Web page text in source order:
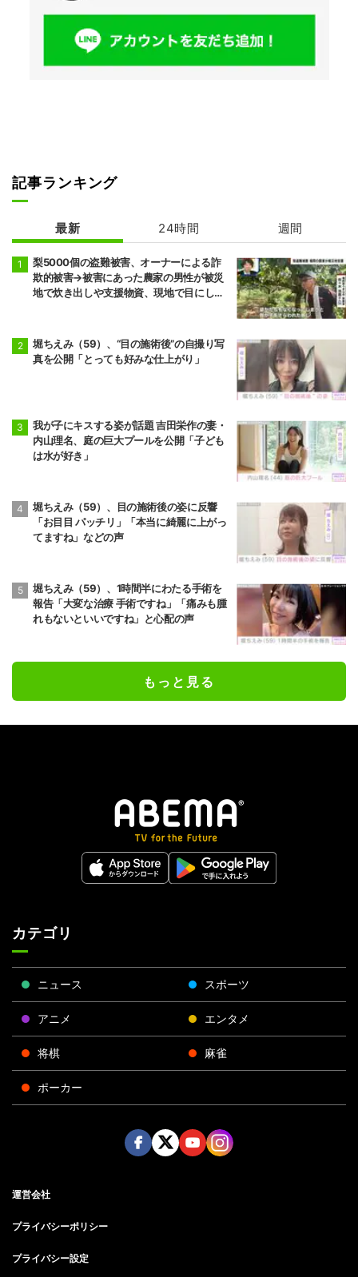
記事ランキング
最新 24時間 週間
梨5000個の盗難被害、オーナーによる詐
欺的被害→被害にあった農家の男性が被災
地で炊き出しや支援物資、現地で目にし
堀ちえみ（59）、“目の施術後”の自撮り写
真を公開「とっても好みな仕上がり」
我が子にキスする姿が話題 吉田栄作の妻・
内山理名、庭の巨大プールを公開「子ども
は水が好き」
堀ちえみ（59）、目の施術後の姿に反響
「お目目 パッチリ」「本当に綺麗に上がっ
てますね」などの声
堀ちえみ（59）、1時間半にわたる手術を
報告「大変な治療 手術ですね」「痛みも腫
れもないといいですね」と心配の声
もっと見る
カテゴリ
ニュース スポーツ
アニメ エンタメ
将棋 麻雀
ポーカー
運営会社
プライバシーポリシー
プライバシー設定